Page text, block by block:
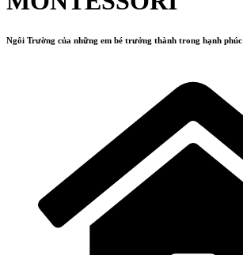
Ngôi Trường của những em bé trưởng thành trong hạnh phúc